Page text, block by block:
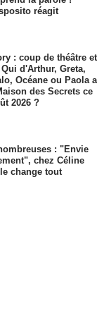
réagit
: coup de théâtre et
d'Arthur, Greta,
Océane ou Paola a
des Secrets ce
2026 ?
: "Envie
chez Céline
change tout